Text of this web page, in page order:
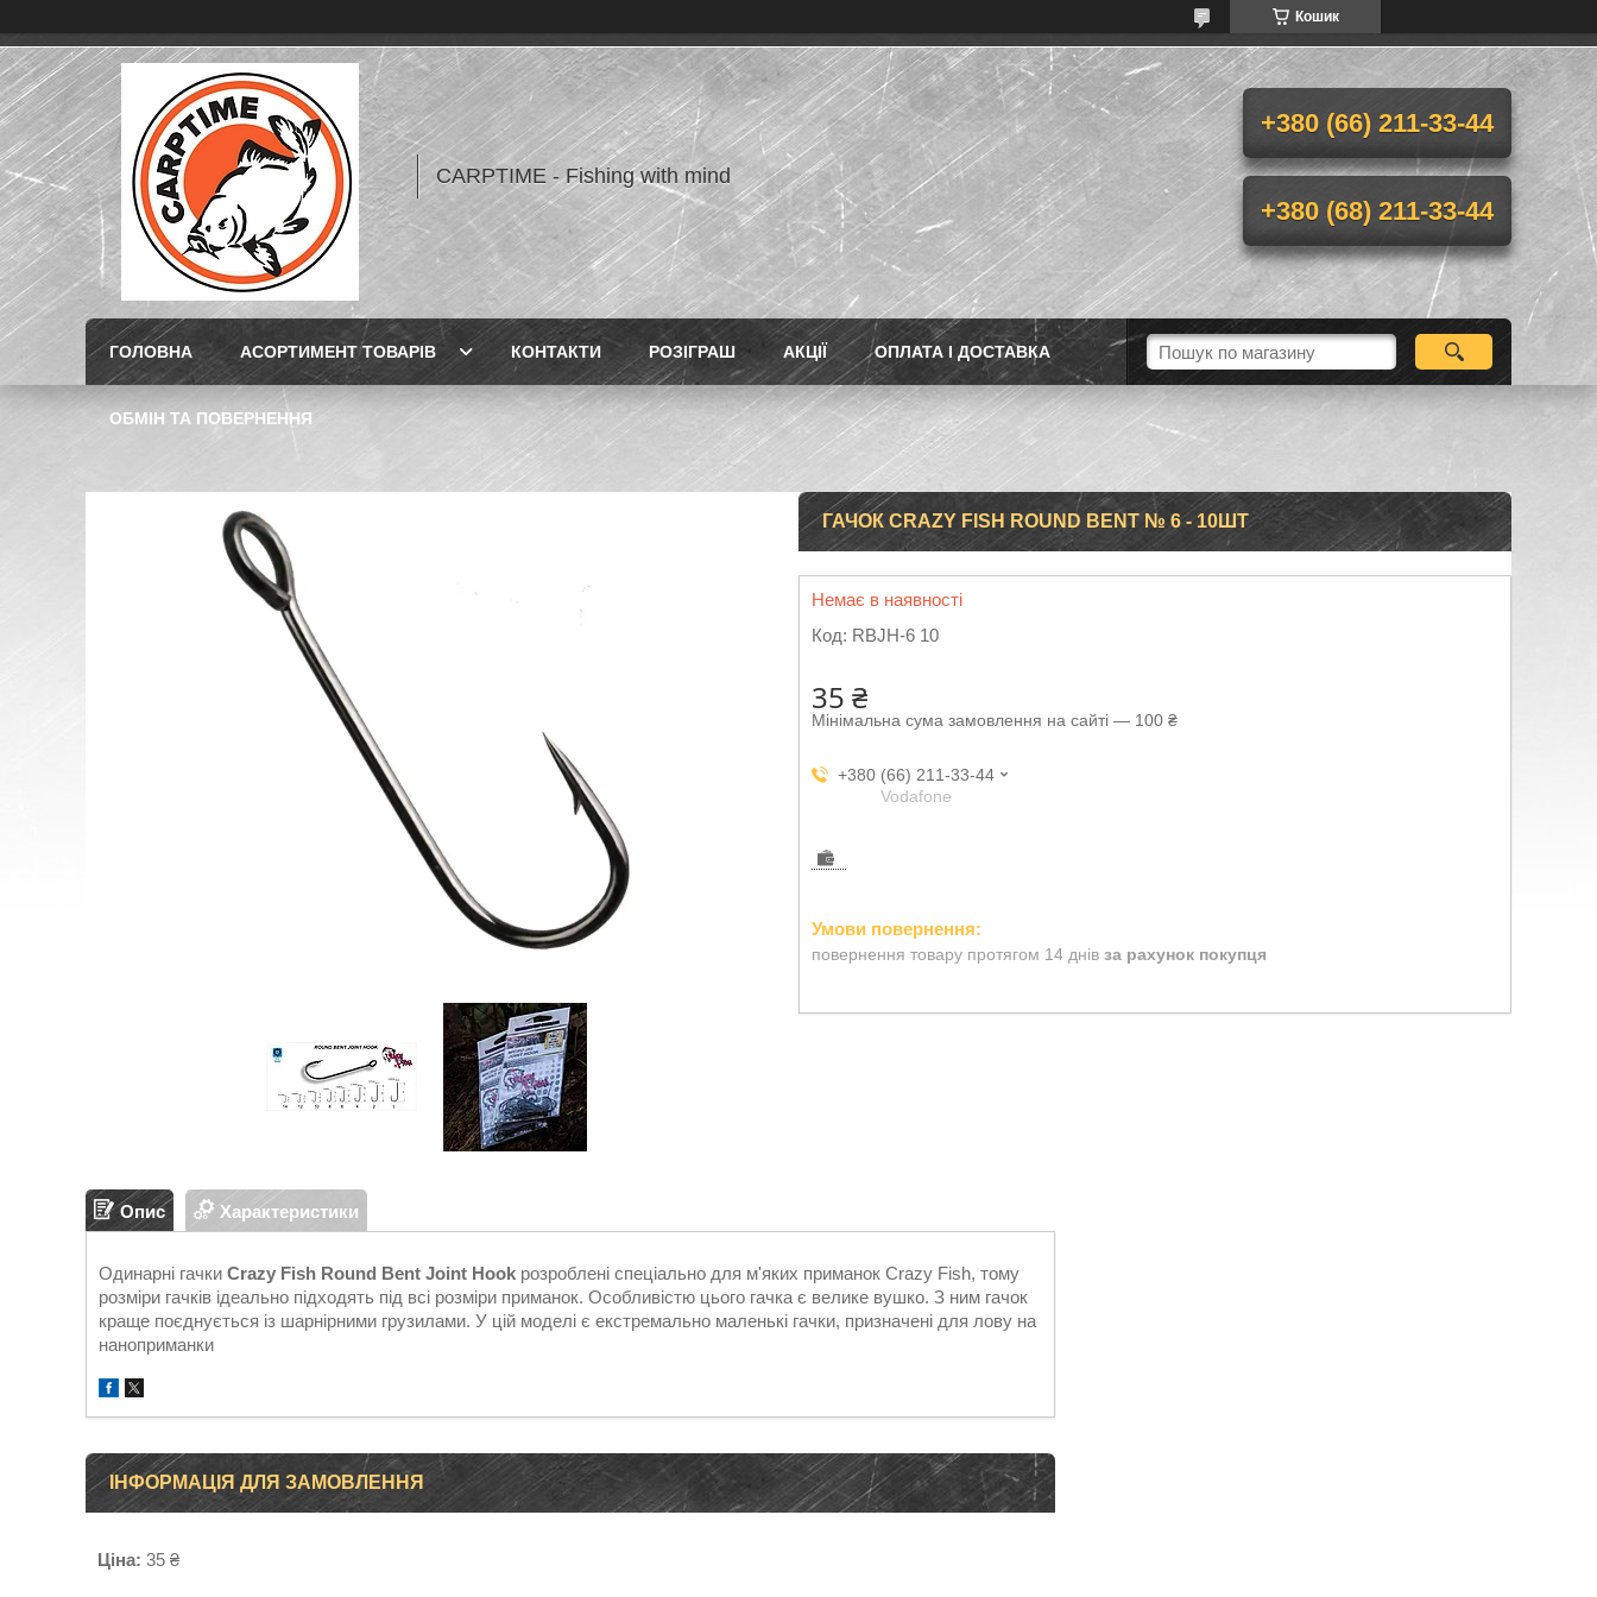
Кошик
CARPTIME - Fishing with mind
+380 (66) 211-33-44
+380 (68) 211-33-44
ГОЛОВНА АСОРТИМЕНТ ТОВАРІВ КОНТАКТИ РОЗІГРАШ АКЦІЇ ОПЛАТА І ДОСТАВКА
ОБМІН ТА ПОВЕРНЕННЯ
ГАЧОК CRAZY FISH ROUND BENT № 6 - 10ШТ
Немає в наявності
Код: RBJH-6 10
35 ₴
Мінімальна сума замовлення на сайті — 100 ₴
+380 (66) 211-33-44
Vodafone
повернення товару протягом 14 днів за рахунок покупця
Опис Характеристики
Одинарні гачки Crazy Fish Round Bent Joint Hook розроблені спеціально для м'яких приманок Crazy Fish, тому
розміри гачків ідеально підходять під всі розміри приманок. Особливістю цього гачка є велике вушко. З ним гачок
краще поєднується із шарнірними грузилами. У цій моделі є екстремально маленькі гачки, призначені для лову на
наноприманки
ІНФОРМАЦІЯ ДЛЯ ЗАМОВЛЕННЯ
Ціна: 35 ₴